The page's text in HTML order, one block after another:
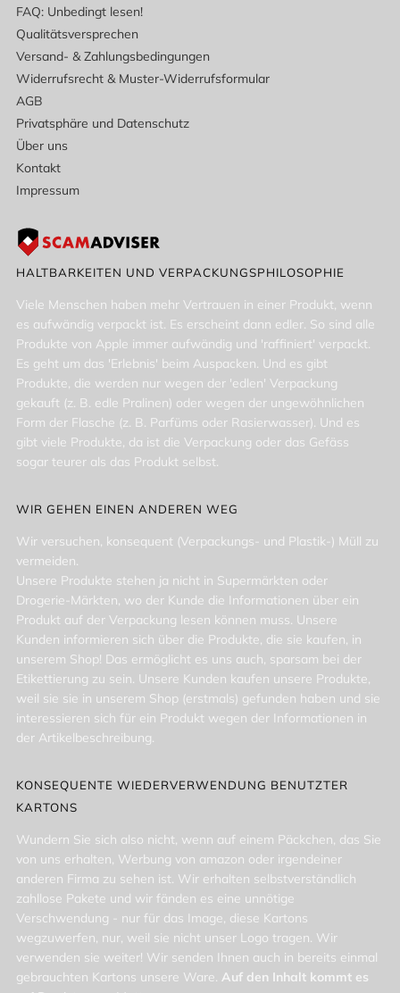
FAQ: Unbedingt lesen!
Qualitätsversprechen
Versand- & Zahlungsbedingungen
Widerrufsrecht & Muster-Widerrufsformular
AGB
Privatsphäre und Datenschutz
Über uns
Kontakt
Impressum
HALTBARKEITEN UND VERPACKUNGSPHILOSOPHIE
Viele Menschen haben mehr Vertrauen in einer Produkt, wenn
es aufwändig verpackt ist. Es erscheint dann edler. So sind alle
Produkte von Apple immer aufwändig und 'raffiniert' verpackt.
Es geht um das 'Erlebnis' beim Auspacken. Und es gibt
Produkte, die werden nur wegen der 'edlen' Verpackung
gekauft (z. B. edle Pralinen) oder wegen der ungewöhnlichen
Form der Flasche (z. B. Parfüms oder Rasierwasser). Und es
gibt viele Produkte, da ist die Verpackung oder das Gefäss
sogar teurer als das Produkt selbst.
WIR GEHEN EINEN ANDEREN WEG
Wir versuchen, konsequent (Verpackungs- und Plastik-) Müll zu
vermeiden.
Unsere Produkte stehen ja nicht in Supermärkten oder
Drogerie-Märkten, wo der Kunde die Informationen über ein
Produkt auf der Verpackung lesen können muss. Unsere
Kunden informieren sich über die Produkte, die sie kaufen, in
unserem Shop! Das ermöglicht es uns auch, sparsam bei der
Etikettierung zu sein. Unsere Kunden kaufen unsere Produkte,
weil sie sie in unserem Shop (erstmals) gefunden haben und sie
interessieren sich für ein Produkt wegen der Informationen in
der Artikelbeschreibung.
KONSEQUENTE WIEDERVERWENDUNG BENUTZTER
KARTONS
Wundern Sie sich also nicht, wenn auf einem Päckchen, das Sie
von uns erhalten, Werbung von amazon oder irgendeiner
anderen Firma zu sehen ist. Wir erhalten selbstverständlich
zahllose Pakete und wir fänden es eine unnötige
Verschwendung - nur für das Image, diese Kartons
wegzuwerfen, nur, weil sie nicht unser Logo tragen. Wir
verwenden sie weiter! Wir senden Ihnen auch in bereits einmal
gebrauchten Kartons unsere Ware. Auf den Inhalt kommt es